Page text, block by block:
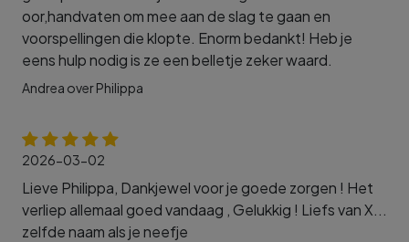
oor,handvaten om mee aan de slag te gaan en
voorspellingen die klopte. Enorm bedankt! Heb je
eens hulp nodig is ze een belletje zeker waard.
Andrea over Philippa
2026-03-02
Lieve Philippa, Dankjewel voor je goede zorgen ! Het
verliep allemaal goed vandaag , Gelukkig ! Liefs van X...
zelfde naam als je neefje